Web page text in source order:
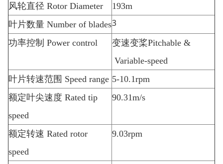
风轮直径 Rotor Diameter
193m
叶片数量Number of blades3
功率控制 Power control 变速变桨Pitchable &
Variable-speed
叶片转速范围 Speed range 5-10.1rpm
额定叶尖速度 Rated tip
speed
90.31m/s
额定转速 Rated rotor
speed
9.03rpm